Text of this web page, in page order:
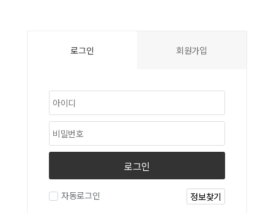
로그인 회원가입
로그인
자동로그인 정보찾기